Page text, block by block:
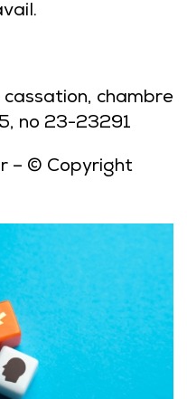
chambre
no 23-23291
– © Copyright